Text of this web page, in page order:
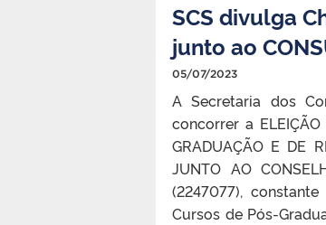
SCS divulga
junto ao
05/07/2023
A Secretaria dos
concorrer a ELEIÇÃO
GRADUAÇÃO E DE
JUNTO AO
(2247077),
Cursos de Pós-